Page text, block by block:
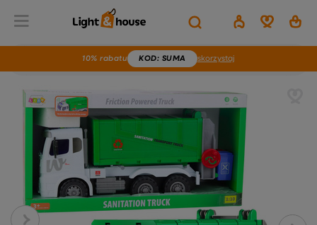
10% rabatu KOD: SUMA skorzystaj